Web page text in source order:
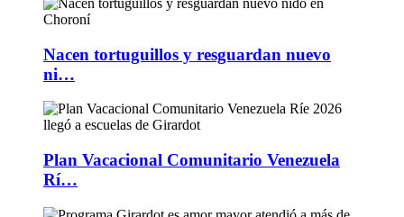
Nacen tortuguillos y resguardan nuevo
ni…
Plan Vacacional Comunitario Venezuela
Rí…